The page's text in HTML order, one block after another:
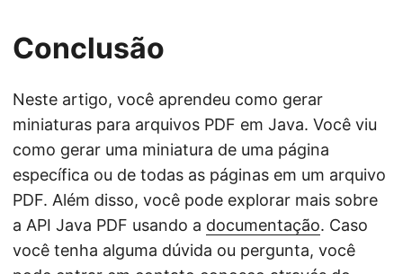
Conclusão
Neste artigo, você aprendeu como gerar
miniaturas para arquivos PDF em Java. Você viu
como gerar uma miniatura de uma página
específica ou de todas as páginas em um arquivo
PDF. Além disso, você pode explorar mais sobre
a API Java PDF usando a documentação. Caso
você tenha alguma dúvida ou pergunta, você